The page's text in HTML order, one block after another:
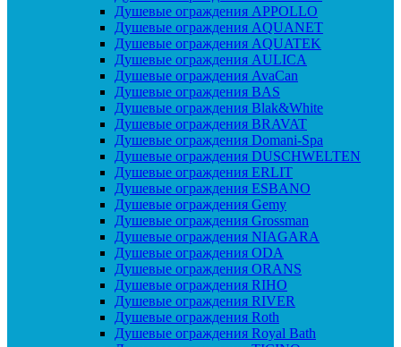
Душевые ограждения APPOLLO
Душевые ограждения AQUANET
Душевые ограждения AQUATEK
Душевые ограждения AULICA
Душевые ограждения AvaCan
Душевые ограждения BAS
Душевые ограждения Blak&White
Душевые ограждения BRAVAT
Душевые ограждения Domani-Spa
Душевые ограждения DUSCHWELTEN
Душевые ограждения ERLIT
Душевые ограждения ESBANO
Душевые ограждения Gemy
Душевые ограждения Grossman
Душевые ограждения NIAGARA
Душевые ограждения ODA
Душевые ограждения ORANS
Душевые ограждения RIHO
Душевые ограждения RIVER
Душевые ограждения Roth
Душевые ограждения Royal Bath